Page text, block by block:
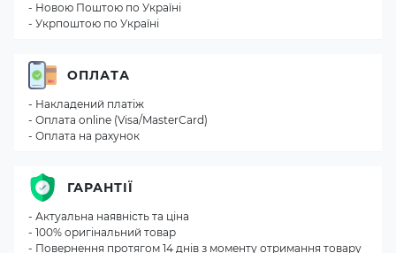
- Новою Поштою по Україні
- Укрпоштою по Україні
ОПЛАТА
- Накладений платіж
- Оплата online (Visa/MasterCard)
- Оплата на рахунок
ГАРАНТІЇ
- Актуальна наявність та ціна
- 100% оригінальний товар
- Повернення протягом 14 днів з моменту отримання товару